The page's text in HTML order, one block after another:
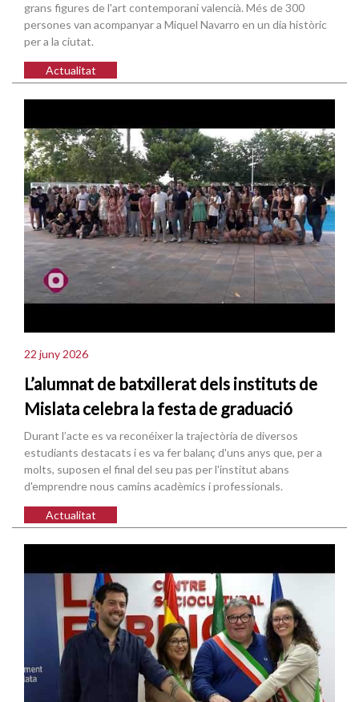
grans figures de l'art contemporani valencià. Més de 300
persones van acompanyar a Miquel Navarro en un dia històric
per a la ciutat.
Actualitat
22 juny 2026
L’alumnat de batxillerat dels instituts de
Mislata celebra la festa de graduació
Durant l’acte es va reconéixer la trajectòria de diversos
estudiants destacats i es va fer balanç d'uns anys que, per a
molts, suposen el final del seu pas per l'institut abans
d'emprendre nous camins acadèmics i professionals.
Actualitat